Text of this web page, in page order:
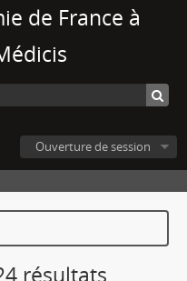
de France à
Ouverture de session
résultats